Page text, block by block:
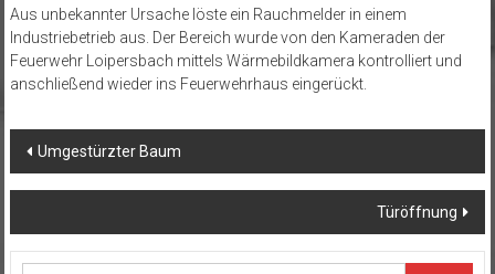
Aus unbekannter Ursache löste ein Rauchmelder in einem
Industriebetrieb aus. Der Bereich wurde von den Kameraden der
Feuerwehr Loipersbach mittels Wärmebildkamera kontrolliert und
anschließend wieder ins Feuerwehrhaus eingerückt.
Beitragsnavigation
Umgestürzter Baum
Türöffnung